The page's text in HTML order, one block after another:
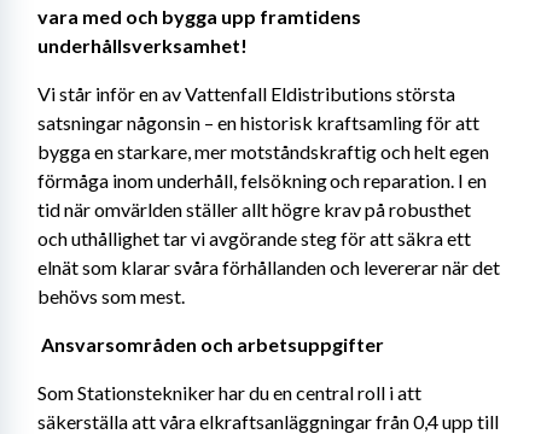
vara med och bygga upp framtidens
underhållsverksamhet!
Vi står inför en av Vattenfall Eldistributions största
satsningar någonsin – en historisk kraftsamling för att
bygga en starkare, mer motståndskraftig och helt egen
förmåga inom underhåll, felsökning och reparation. I en
tid när omvärlden ställer allt högre krav på robusthet
och uthållighet tar vi avgörande steg för att säkra ett
elnät som klarar svåra förhållanden och levererar när det
behövs som mest.
Ansvarsområden och arbetsuppgifter
Som Stationstekniker har du en central roll i att
säkerställa att våra elkraftsanläggningar från 0,4 upp till